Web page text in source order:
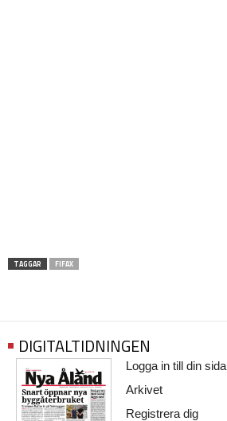
TAGGAR FIFAX
DIGITALTIDNINGEN
Logga in till din sida
Arkivet
Registrera dig